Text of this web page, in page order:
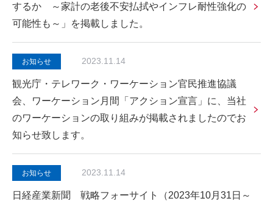
するか ～家計の老後不安払拭やインフレ耐性強化の
可能性も～」を掲載しました。
お知らせ 2023.11.14
観光庁・テレワーク・ワーケーション官民推進協議
会、ワーケーション月間「アクション宣言」に、当社
のワーケーションの取り組みが掲載されましたのでお
知らせ致します。
お知らせ 2023.11.14
日経産業新聞 戦略フォーサイト（2023年10月31日～